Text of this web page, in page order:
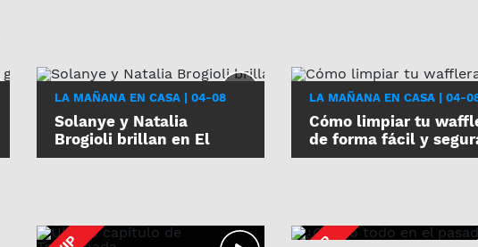
LA MAÑANA EN CASA | 04-08
Solanye y Natalia
Brogioli brillan en El
Semillero de Shulay
LA MAÑANA EN CASA | 04-
Cómo limpiar tu
de forma fácil y